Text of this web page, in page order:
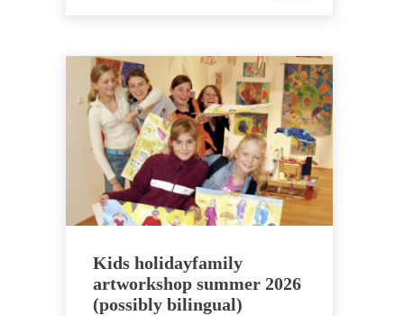
Kids holidayfamily
artworkshop summer 2026
(possibly bilingual)